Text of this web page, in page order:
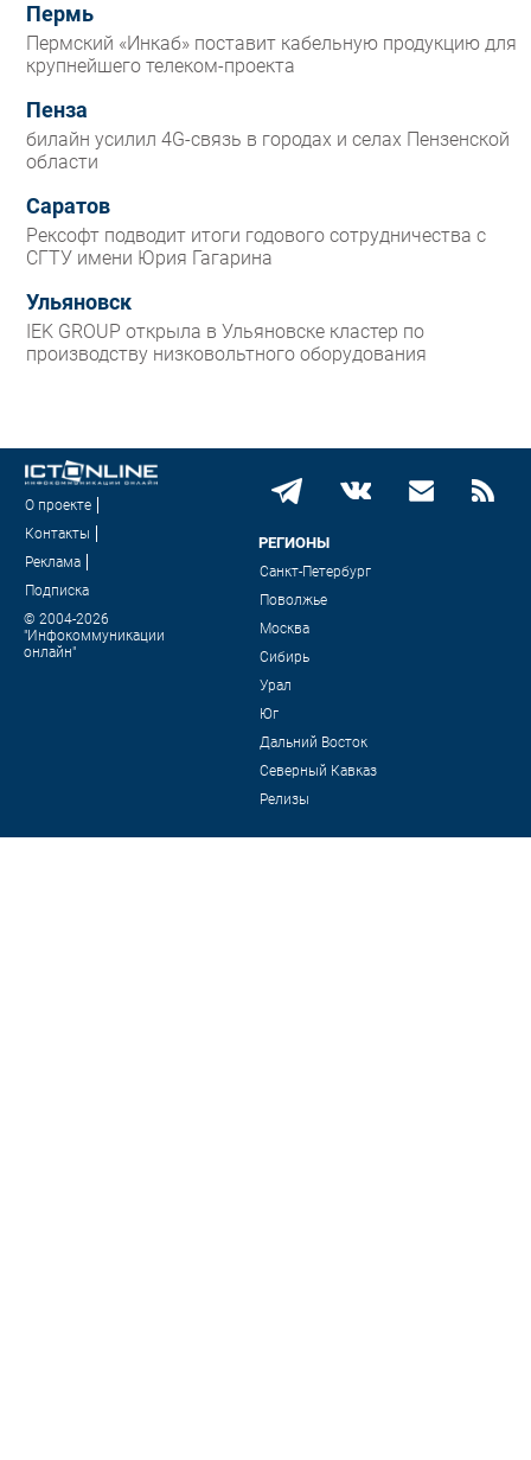
Пермь
Пермский «Инкаб» поставит кабельную продукцию для
крупнейшего телеком-проекта
Пенза
билайн усилил 4G-связь в городах и селах Пензенской
области
Саратов
Рексофт подводит итоги годового сотрудничества с
СГТУ имени Юрия Гагарина
Ульяновск
IEK GROUP открыла в Ульяновске кластер по
производству низковольтного оборудования
О проекте
Контакты
Реклама
Подписка
© 2004-2026
"Инфокоммуникации
онлайн"
РЕГИОНЫ
Санкт-Петербург
Поволжье
Москва
Сибирь
Урал
Юг
Дальний Восток
Северный Кавказ
Релизы